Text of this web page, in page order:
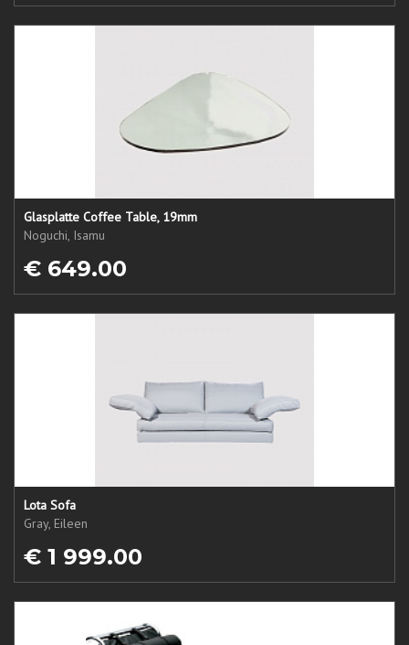
Glasplatte Coffee Table, 19mm
Noguchi, Isamu
€ 649.00
Lota Sofa
Gray, Eileen
€ 1 999.00